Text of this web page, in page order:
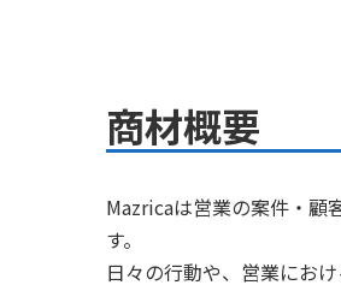
商材概要
Mazricaは営業の案件・顧
す。
日々の行動や、営業にお